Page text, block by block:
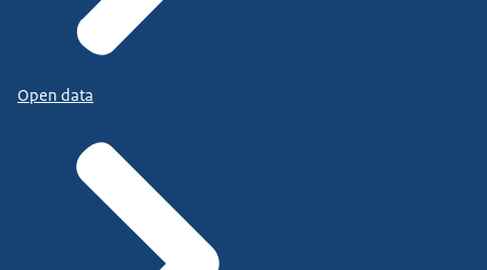
Open data